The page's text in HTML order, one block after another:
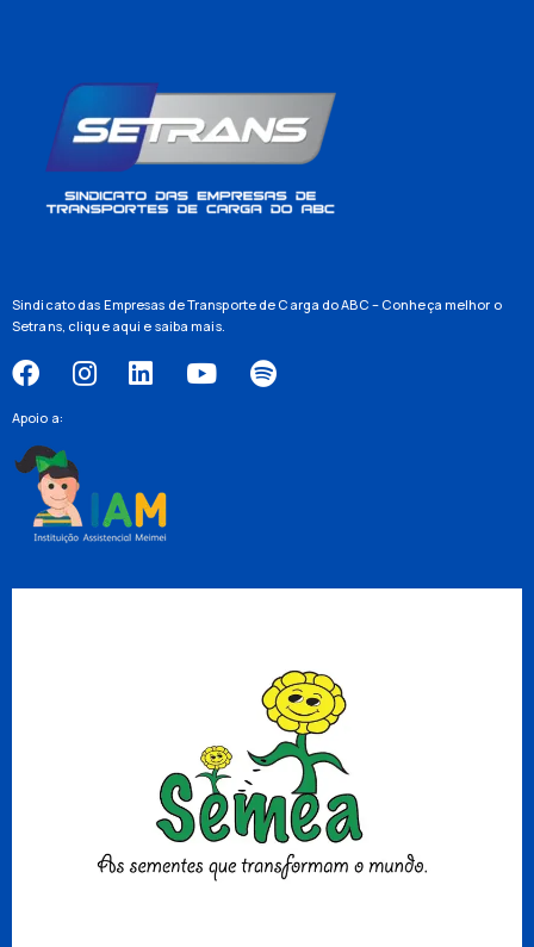
Sindicato das Empresas de Transporte de Carga do ABC – Conheça melhor o
Setrans, clique aqui e saiba mais.
Apoio a: